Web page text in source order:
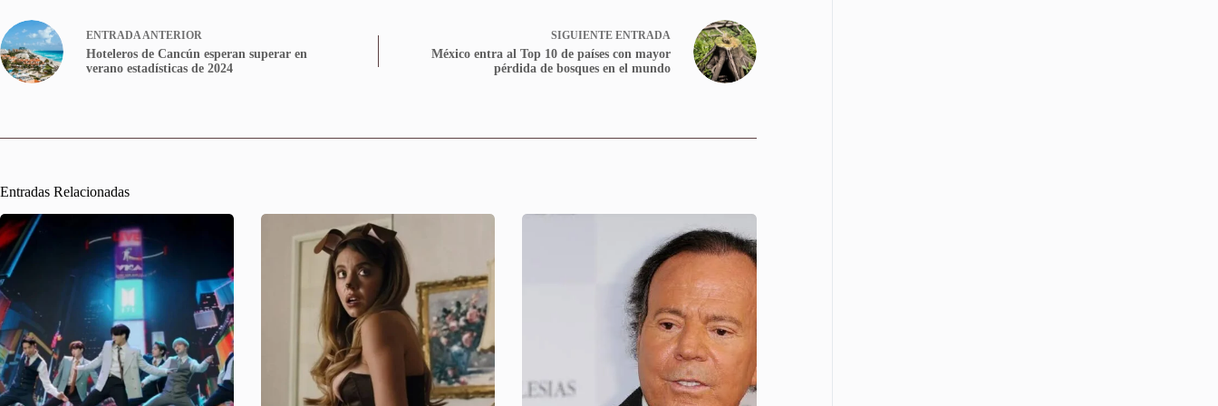
ENTRADAANTERIOR
Hoteleros de Cancún esperan superar en
verano estadísticas de 2024
SIGUIENTE ENTRADA
México entra al Top 10 de países con mayor
pérdida de bosques en el mundo
Entradas Relacionadas